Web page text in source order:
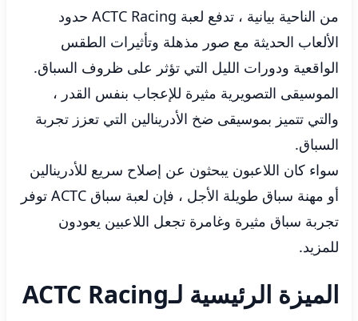
من الناحية بيانية ، تدفع لعبة ACTC Racing حدود
الألعاب الحديثة مع صور مذهلة وتأثيرات الطقس
الواقعية ودورات الليل التي تؤثر على ظروف السباق.
الموسيقى التصويرية مثيرة للإعجاب بنفس القدر ،
والتي تتميز بموسيقى ضخ الأدرينالين التي تعزز تجربة
السباق.
سواء كان اللاعبون يبحثون عن إصلاح سريع للأدرينالين
أو مهنة سباق طويلة الأجل ، فإن لعبة سباق ACTC توفر
تجربة سباق مثيرة وغامرة تجعل اللاعبين يعودون
للمزيد.
الميزة الرئيسية لـACTC Racing